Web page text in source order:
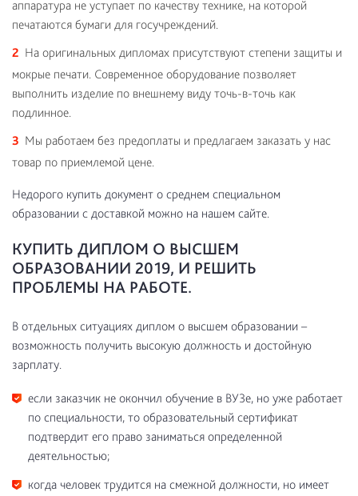
аппаратура не уступает по качеству технике, на которой
печатаются бумаги для госучреждений.
На оригинальных дипломах присутствуют степени защиты и
мокрые печати. Современное оборудование позволяет
выполнить изделие по внешнему виду точь-в-точь как
подлинное.
Мы работаем без предоплаты и предлагаем заказать у нас
товар по приемлемой цене.
Недорого купить документ о среднем специальном
образовании с доставкой можно на нашем сайте.
КУПИТЬ ДИПЛОМ О ВЫСШЕМ
ОБРАЗОВАНИИ 2019, И РЕШИТЬ
ПРОБЛЕМЫ НА РАБОТЕ.
В отдельных ситуациях диплом о высшем образовании –
возможность получить высокую должность и достойную
зарплату.
если заказчик не окончил обучение в ВУЗе, но уже работает
по специальности, то образовательный сертификат
подтвердит его право заниматься определенной
деятельностью;
когда человек трудится на смежной должности, но имеет